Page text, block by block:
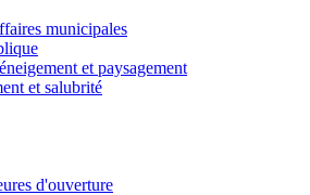
municipales
et paysagement
et salubrité
d'ouverture